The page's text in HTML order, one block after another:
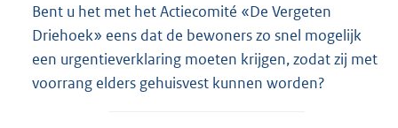
Bent u het met het Actiecomité «De Vergeten
Driehoek» eens dat de bewoners zo snel mogelijk
een urgentieverklaring moeten krijgen, zodat zij met
voorrang elders gehuisvest kunnen worden?